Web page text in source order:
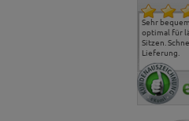
Sehr
optimal für
Sitzen.
Lieferung.